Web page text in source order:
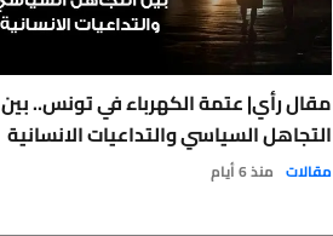
مقال رأي| عتمة الكهرباء في تونس.. بين
التجاهل السياسي والتداعيات الانسانية
مقالات منذ 6 أيام